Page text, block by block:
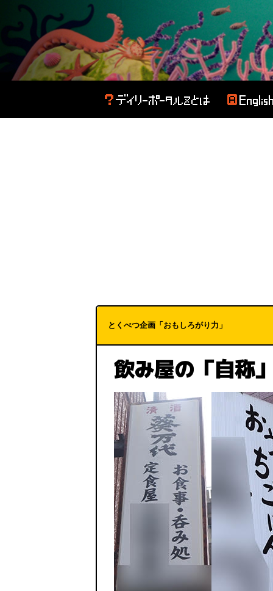
とくべつ企画「おもしろがり力」
飲み屋の「自称